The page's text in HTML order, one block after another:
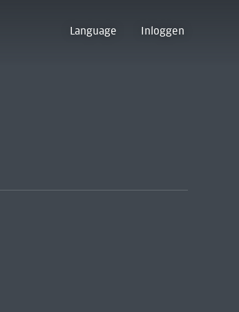
Language Inloggen